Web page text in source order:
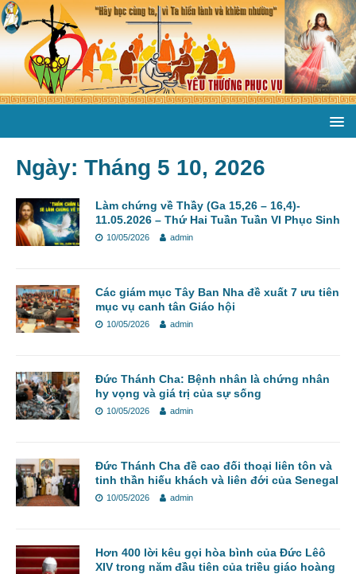
Ngày: Tháng 5 10, 2026
Làm chứng về Thầy (Ga 15,26 – 16,4)-
11.05.2026 – Thứ Hai Tuần Tuần VI Phục Sinh
10/05/2026 admin
Các giám mục Tây Ban Nha đề xuất 7 ưu tiên
mục vụ canh tân Giáo hội
10/05/2026 admin
Đức Thánh Cha: Bệnh nhân là chứng nhân
hy vọng và giá trị của sự sống
10/05/2026 admin
Đức Thánh Cha đề cao đối thoại liên tôn và
tinh thần hiếu khách và liên đới của Senegal
10/05/2026 admin
Hơn 400 lời kêu gọi hòa bình của Đức Lêô
XIV trong năm đầu tiên của triều giáo hoàng